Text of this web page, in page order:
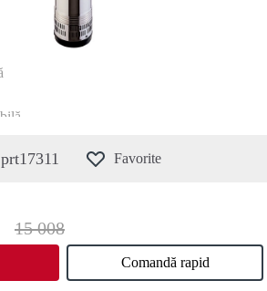
prt17311 Favorite
15 008
Comandă rapid